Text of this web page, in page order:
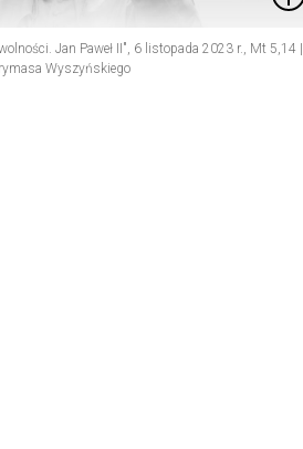
Jan Paweł II", 6 listopada 2023 r., Mt 5,14 |
Wyszyńskiego